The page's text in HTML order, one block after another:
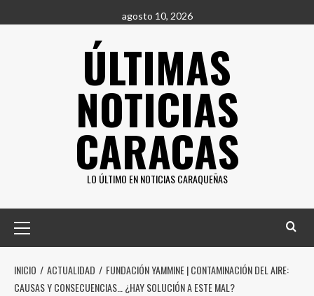
al
agosto 10, 2026
ÚLTIMAS
NOTICIAS
CARACAS
LO ÚLTIMO EN NOTICIAS CARAQUEÑAS
principal
INICIO ACTUALIDAD
FUNDACIÓN YAMMINE | CONTAMINACIÓN DEL AIRE:
CAUSAS Y CONSECUENCIAS… ¿HAY SOLUCIÓN A ESTE MAL?